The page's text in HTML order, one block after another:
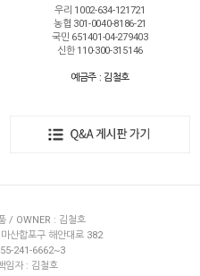
우리 1002-634-121721
농협 301-0040-8186-21
국민 651401-04-279403
신한 110-300-315146
예금주 : 김철호
/ OWNER : 김철호
산합포구 해안대로 382
241-6662~3
임자 : 김철호